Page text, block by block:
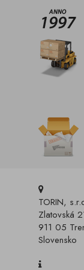
TORIN,
Zlatovská
911 05
Slovensko